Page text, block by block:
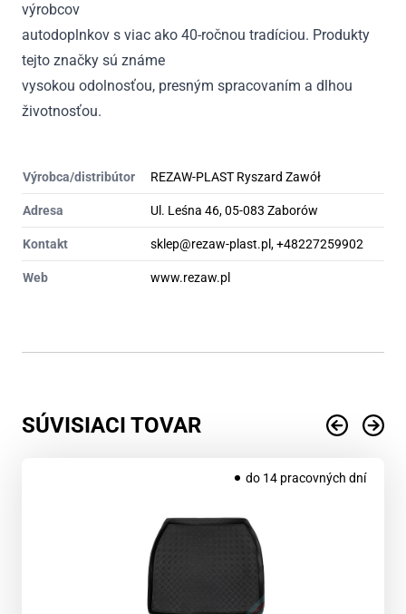
výrobcov
autodoplnkov s viac ako 40-ročnou tradíciou. Produkty
tejto značky sú známe
vysokou odolnosťou, presným spracovaním a dlhou
životnosťou.
Výrobca/distribútor REZAW-PLAST Ryszard Zawół
Adresa Ul. Leśna 46, 05-083 Zaborów
Kontakt sklep@rezaw-plast.pl, +48227259902
Web www.rezaw.pl
SÚVISIACI TOVAR
do 14 pracovných dní